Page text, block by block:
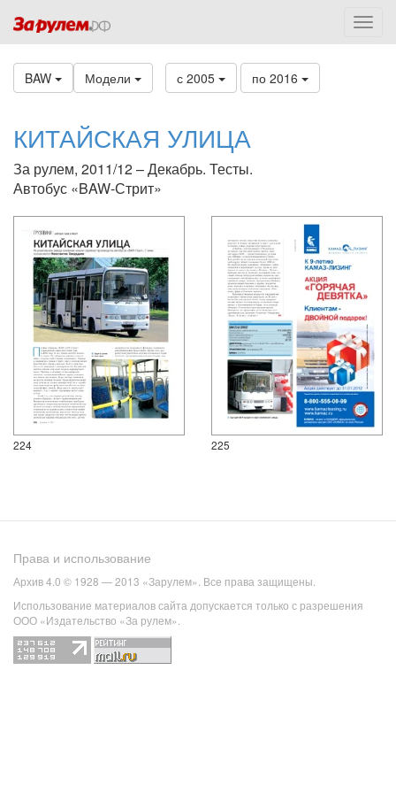
BAW Модели с 2005 по 2016
КИТАЙСКАЯ УЛИЦА
За рулем, 2011/12 – Декабрь. Тесты.
Автобус «BAW-Стрит»
224 225
Права и использование
Архив 4.0 © 1928 — 2013 «Зарулем». Все права защищены.
Использование материалов сайта допускается только с разрешения
ООО «Издательство «За рулем».